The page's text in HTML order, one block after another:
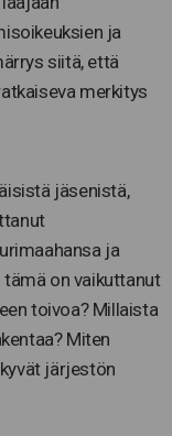
ja
siitä, että
merkitys
jäsenistä,
ja
on vaikuttanut
toivoa? Millaista
Miten
järjestön